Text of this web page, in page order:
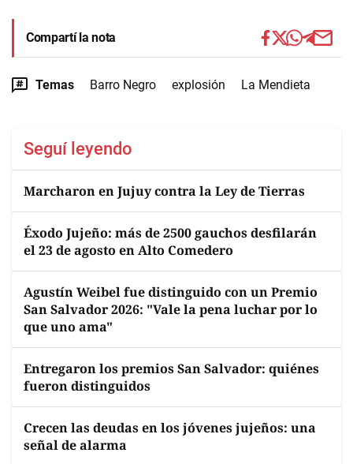
Compartí la nota
Temas Barro Negro explosión La Mendieta
Seguí leyendo
Marcharon en Jujuy contra la Ley de Tierras
Éxodo Jujeño: más de 2500 gauchos desfilarán
el 23 de agosto en Alto Comedero
Agustín Weibel fue distinguido con un Premio
San Salvador 2026: "Vale la pena luchar por lo
que uno ama"
Entregaron los premios San Salvador: quiénes
fueron distinguidos
Crecen las deudas en los jóvenes jujeños: una
señal de alarma